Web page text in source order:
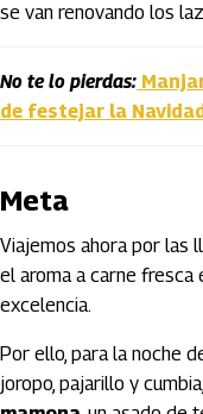
se van renovando los
No te lo pierdas:
de festejar la
Meta
Viajemos ahora por las
el aroma a carne
excelencia.
Por ello, para la noche
joropo, pajarillo y